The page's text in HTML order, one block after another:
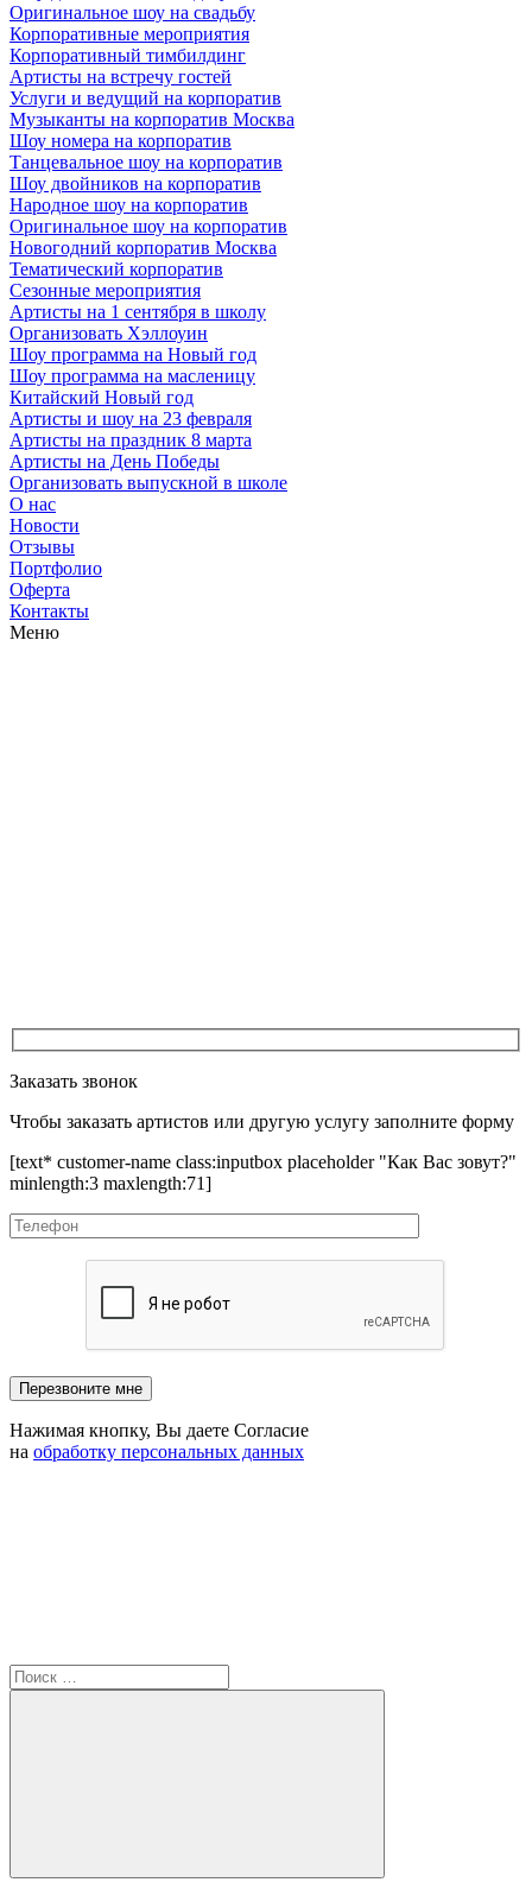
Оригинальное шоу на свадьбу
Корпоративные мероприятия
Корпоративный тимбилдинг
Артисты на встречу гостей
Услуги и ведущий на корпоратив
Музыканты на корпоратив Москва
Шоу номера на корпоратив
Танцевальное шоу на корпоратив
Шоу двойников на корпоратив
Народное шоу на корпоратив
Оригинальное шоу на корпоратив
Новогодний корпоратив Москва
Тематический корпоратив
Сезонные мероприятия
Артисты на 1 сентября в школу
Организовать Хэллоуин
Шоу программа на Новый год
Шоу программа на масленицу
Китайский Новый год
Артисты и шоу на 23 февраля
Артисты на праздник 8 марта
Артисты на День Победы
Организовать выпускной в школе
О нас
Новости
Отзывы
Портфолио
Оферта
Контакты
Меню
Заказать звонок
Чтобы заказать артистов или другую услугу заполните форму
[text* customer-name class:inputbox placeholder "Как Вас зовут?"
minlength:3 maxlength:71]
Нажимая кнопку, Вы даете Согласие
на обработку персональных данных